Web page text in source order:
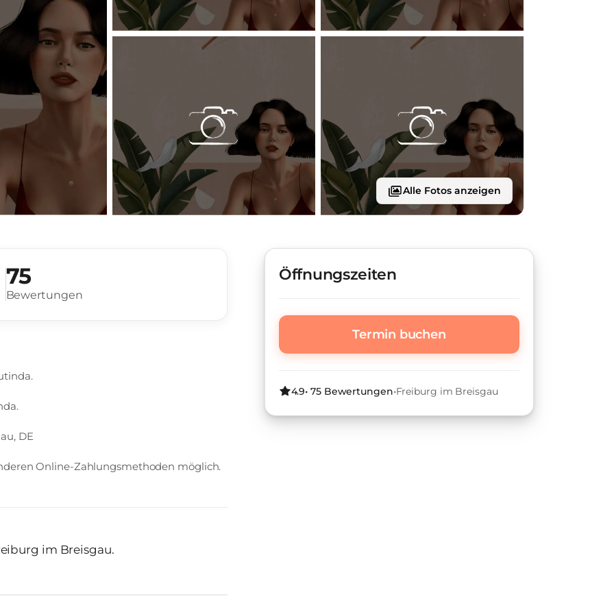
Alle Fotos anzeigen
75
Bewertungen
DE
Online-Zahlungsmethoden möglich.
im Breisgau.
Öffnungszeiten
Termin buchen
4.9•75Bewertungen•Freiburg im Breisgau